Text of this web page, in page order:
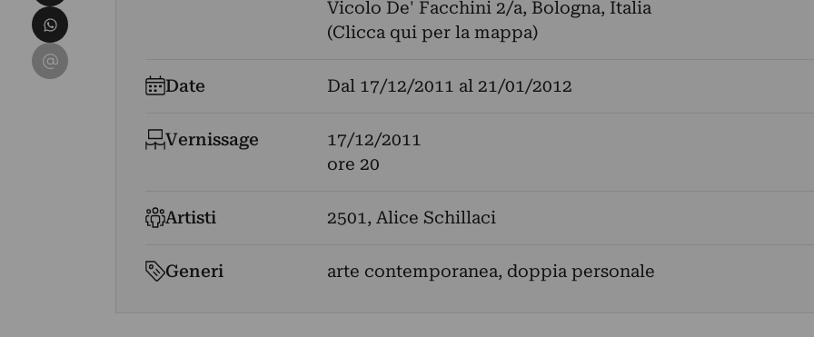
Vicolo De' Facchini 2/a, Bologna, Italia
(Clicca qui per la mappa)
Date Dal 17/12/2011 al 21/01/2012
Vernissage
17/12/2011
ore 20
Artisti 2501, Alice Schillaci
Generi arte contemporanea, doppia personale
Condividi su WhatsApp
Condividi su Email